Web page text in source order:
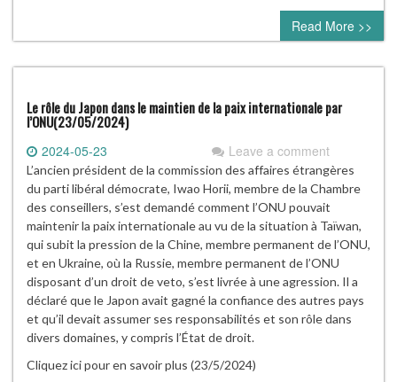
Read More >>
Le rôle du Japon dans le maintien de la paix internationale par
l’ONU(23/05/2024)
2024-05-23 Leave a comment
L’ancien président de la commission des affaires étrangères
du parti libéral démocrate, Iwao Horii, membre de la Chambre
des conseillers, s’est demandé comment l’ONU pouvait
maintenir la paix internationale au vu de la situation à Taïwan,
qui subit la pression de la Chine, membre permanent de l’ONU,
et en Ukraine, où la Russie, membre permanent de l’ONU
disposant d’un droit de veto, s’est livrée à une agression. Il a
déclaré que le Japon avait gagné la confiance des autres pays
et qu’il devait assumer ses responsabilités et son rôle dans
divers domaines, y compris l’État de droit.
Cliquez ici pour en savoir plus (23/5/2024)